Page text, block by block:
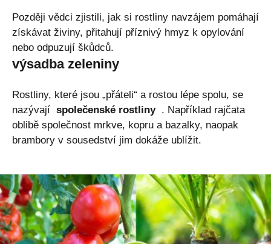
Později vědci zjistili, jak si rostliny navzájem pomáhají
získávat živiny, přitahují příznivý hmyz k opylování
nebo odpuzují škůdců.
výsadba zeleniny
Rostliny, které jsou „přáteli“ a rostou lépe spolu, se
nazývají společenské rostliny. Například rajčata
oblibě společnost mrkve, kopru a bazalky, naopak
brambory v sousedství jim dokáže ublížit.